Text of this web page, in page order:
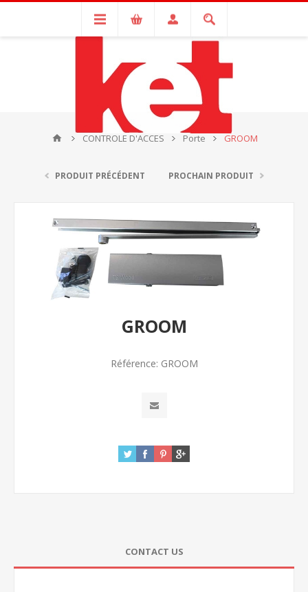
CONTROLE D'ACCES Porte GROOM
PRODUIT PRÉCÉDENT PROCHAIN PRODUIT
GROOM
Référence: GROOM
CONTACT US